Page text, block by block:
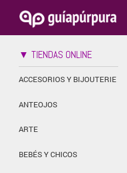
▼ TIENDAS ONLINE
ACCESORIOS Y BIJOUTERIE
ANTEOJOS
ARTE
BEBÉS Y CHICOS